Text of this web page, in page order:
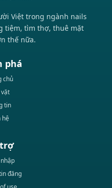
Việt trong ngành nails
tiệm, tìm thợ, thuê mặt
thế nữa.
phá
chủ
vặt
tin
hệ
đăng